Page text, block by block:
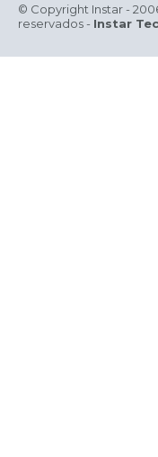
© Copyright Instar -
reservados - Instar